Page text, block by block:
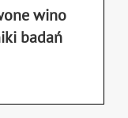
wino
badań